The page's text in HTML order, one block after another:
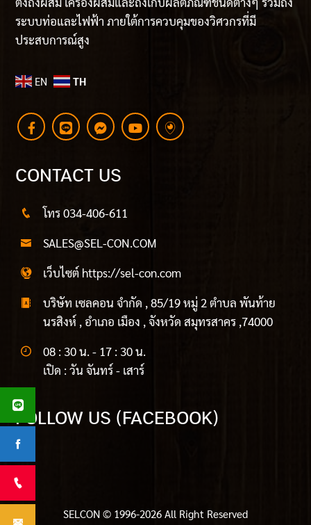
ระบบท่อและไฟฟ้า ภายใต้การควบคุมของวิศวกรที่มี
ประสบการณ์สูง
EN TH
CONTACT US
โทร 034-406-611
SALES@SEL-CON.COM
เว็บไซต์ https://sel-con.com
บริษัท เซลคอน จำกัด , 85/19 หมู่ 2 ตำบล พันท้าย
นรสิงห์ , อำเภอ เมือง , จังหวัด สมุทรสาคร ,74000
08 : 30 น. - 17 : 30 น.
เปิด : วัน จันทร์ - เสาร์
FOLLOW US (FACEBOOK)
SELCON © 1996-2026 All Right Reserved